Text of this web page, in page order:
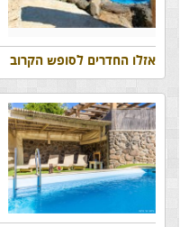
אזלו החדרים לסופש הקרוב